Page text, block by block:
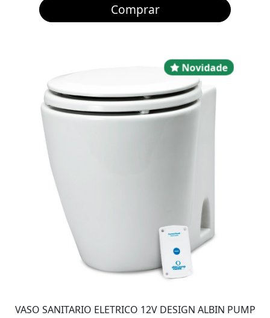
Comprar
Novidade
VASO SANITARIO ELETRICO 12V DESIGN ALBIN PUMP